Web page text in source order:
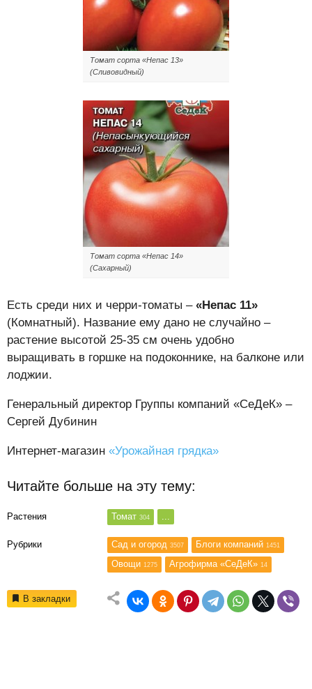
Томат сорта «Непас 13»
(Сливовидный)
Томат сорта «Непас 14»
(Сахарный)
Есть среди них и черри-томаты – «Непас 11»
(Комнатный). Название ему дано не случайно –
растение высотой 25-35 см очень удобно
выращивать в горшке на подоконнике, на балконе или
лоджии.
Генеральный директор Группы компаний «СеДеК» –
Сергей Дубинин
Интернет-магазин «Урожайная грядка»
Читайте больше на эту тему:
Растения Томат 304 ...
Рубрики Сад и огород 3507 Блоги компаний 1451
Овощи 1275 Агрофирма «СеДеК» 14
В закладки